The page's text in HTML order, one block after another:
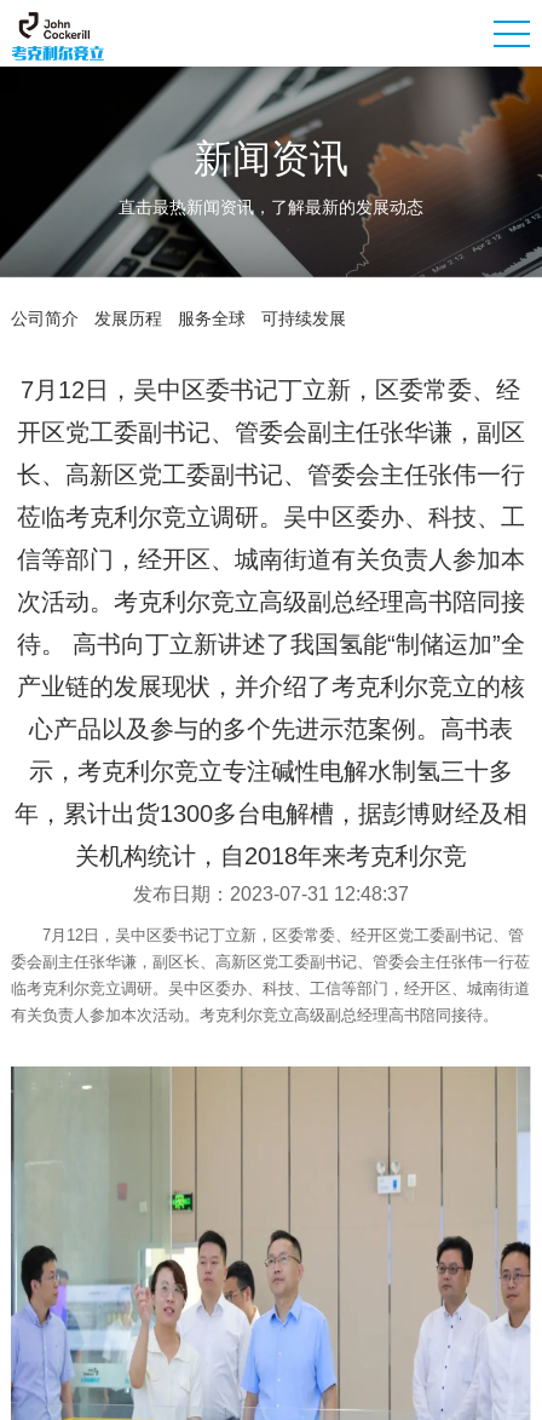
新闻资讯
直击最热新闻资讯，了解最新的发展动态
公司简介 发展历程 服务全球 可持续发展
7月12日，吴中区委书记丁立新，区委常委、经
开区党工委副书记、管委会副主任张华谦，副区
长、高新区党工委副书记、管委会主任张伟一行
莅临考克利尔竞立调研。吴中区委办、科技、工
信等部门，经开区、城南街道有关负责人参加本
次活动。考克利尔竞立高级副总经理高书陪同接
待。 高书向丁立新讲述了我国氢能“制储运加”全
产业链的发展现状，并介绍了考克利尔竞立的核
心产品以及参与的多个先进示范案例。高书表
示，考克利尔竞立专注碱性电解水制氢三十多
年，累计出货1300多台电解槽，据彭博财经及相
关机构统计，自2018年来考克利尔竞
发布日期：2023-07-31 12:48:37
7月12日，吴中区委书记丁立新，区委常委、经开区党工委副书记、管
委会副主任张华谦，副区长、高新区党工委副书记、管委会主任张伟一行莅
临考克利尔竞立调研。吴中区委办、科技、工信等部门，经开区、城南街道
有关负责人参加本次活动。考克利尔竞立高级副总经理高书陪同接待。